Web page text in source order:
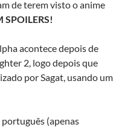
de terem visto o anime
SPOILERS!
acontece depois de
2, logo depois que
por Sagat, usando um
(apenas